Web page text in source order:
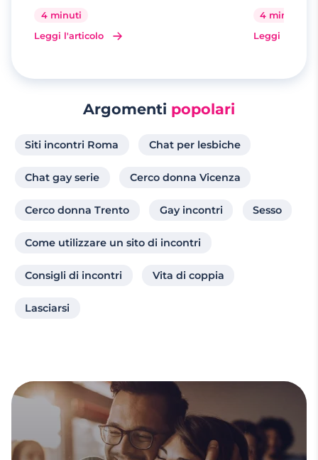
4 minuti
Leggi l'articolo
4 minuti
Leggi
Argomenti popolari
Siti incontri Roma Chat per lesbiche
Chat gay serie Cerco donna Vicenza
Cerco donna Trento Gay incontri Sesso
Come utilizzare un sito di incontri
Consigli di incontri Vita di coppia
Lasciarsi